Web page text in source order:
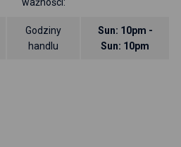
Godziny
handlu
Sun: 10pm -
Sun: 10pm